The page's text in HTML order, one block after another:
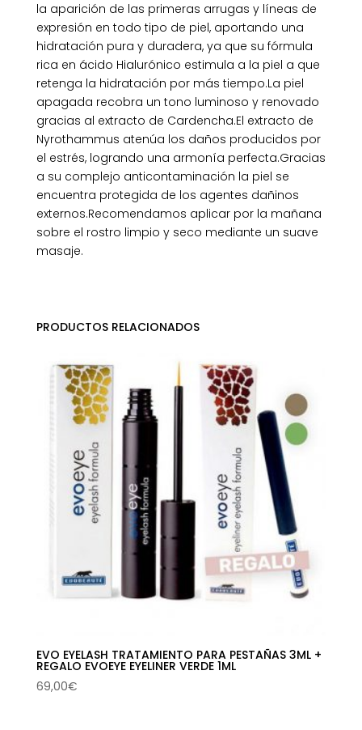
la aparición de las primeras arrugas y líneas de
expresión en todo tipo de piel, aportando una
hidratación pura y duradera, ya que su fórmula
rica en ácido Hialurónico estimula a la piel a que
retenga la hidratación por más tiempo.La piel
apagada recobra un tono luminoso y renovado
gracias al extracto de Cardencha.El extracto de
Nyrothammus atenúa los daños producidos por
el estrés, logrando una armonía perfecta.Gracias
a su complejo anticontaminación la piel se
encuentra protegida de los agentes dañinos
externos.Recomendamos aplicar por la mañana
sobre el rostro limpio y seco mediante un suave
masaje.
PRODUCTOS RELACIONADOS
EVO EYELASH TRATAMIENTO PARA PESTAÑAS 3ML +
REGALO EVOEYE EYELINER VERDE 1ML
69,00€